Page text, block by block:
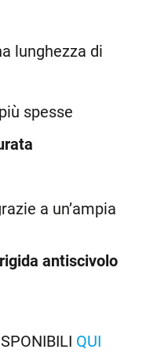
lunghezza di
spesse
a un’ampia
antiscivolo
QUI